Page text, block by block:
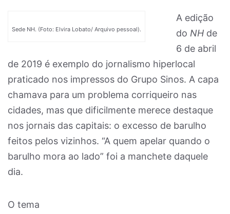
Sede NH. (Foto: Elvira Lobato/ Arquivo pessoal).
A edição
do NH de
6 de abril
de 2019 é exemplo do jornalismo hiperlocal
praticado nos impressos do Grupo Sinos. A capa
chamava para um problema corriqueiro nas
cidades, mas que dificilmente merece destaque
nos jornais das capitais: o excesso de barulho
feitos pelos vizinhos. “A quem apelar quando o
barulho mora ao lado” foi a manchete daquele
dia.
O tema